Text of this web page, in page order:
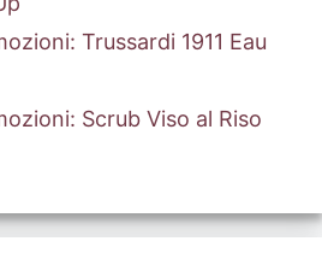
Trussardi 1911 Eau
Scrub Viso al Riso